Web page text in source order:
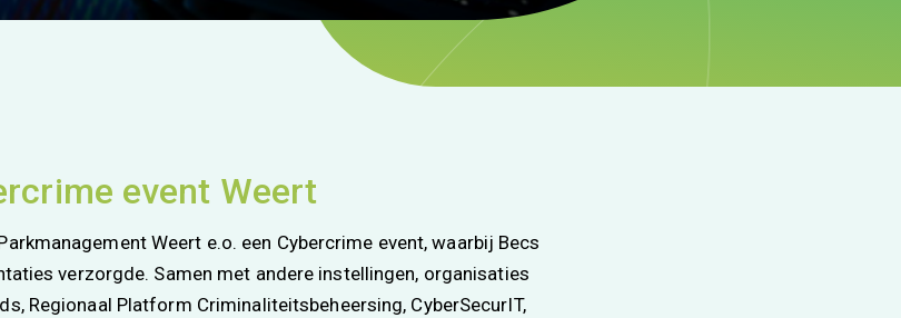
event Weert
Weert e.o. een Cybercrime event, waarbij Becs
verzorgde. Samen met andere instellingen, organisaties
Regionaal Platform Criminaliteitsbeheersing, CyberSecurIT,